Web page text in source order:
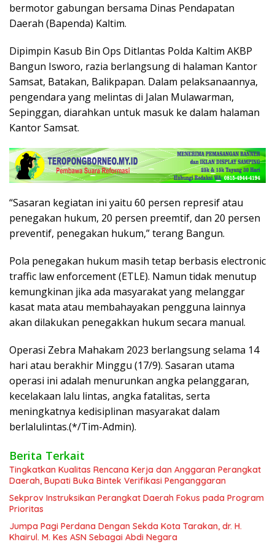
bermotor gabungan bersama Dinas Pendapatan
Daerah (Bapenda) Kaltim.
Dipimpin Kasub Bin Ops Ditlantas Polda Kaltim AKBP
Bangun Isworo, razia berlangsung di halaman Kantor
Samsat, Batakan, Balikpapan. Dalam pelaksanaannya,
pengendara yang melintas di Jalan Mulawarman,
Sepinggan, diarahkan untuk masuk ke dalam halaman
Kantor Samsat.
“Sasaran kegiatan ini yaitu 60 persen represif atau
penegakan hukum, 20 persen preemtif, dan 20 persen
preventif, penegakan hukum,” terang Bangun.
Pola penegakan hukum masih tetap berbasis electronic
traffic law enforcement (ETLE). Namun tidak menutup
kemungkinan jika ada masyarakat yang melanggar
kasat mata atau membahayakan pengguna lainnya
akan dilakukan penegakkan hukum secara manual.
Operasi Zebra Mahakam 2023 berlangsung selama 14
hari atau berakhir Minggu (17/9). Sasaran utama
operasi ini adalah menurunkan angka pelanggaran,
kecelakaan lalu lintas, angka fatalitas, serta
meningkatnya kedisiplinan masyarakat dalam
berlalulintas.(*/Tim-Admin).
Berita Terkait
Tingkatkan Kualitas Rencana Kerja dan Anggaran Perangkat
Daerah, Bupati Buka Bintek Verifikasi Penganggaran
Sekprov Instruksikan Perangkat Daerah Fokus pada Program
Prioritas
Jumpa Pagi Perdana Dengan Sekda Kota Tarakan, dr. H.